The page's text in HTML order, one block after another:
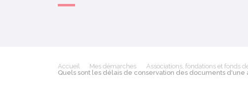
Accueil Mes démarches Associations, fondations et fonds
Quels sont les délais de conservation des documents d'une